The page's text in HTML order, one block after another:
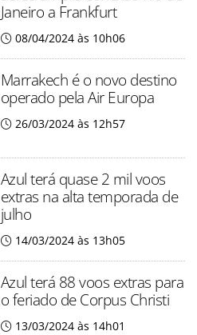
Janeiro a Frankfurt
08/04/2024 às 10h06
Marrakech é o novo destino
operado pela Air Europa
26/03/2024 às 12h57
Azul terá quase 2 mil voos
extras na alta temporada de
julho
14/03/2024 às 13h05
Azul terá 88 voos extras para
o feriado de Corpus Christi
13/03/2024 às 14h01